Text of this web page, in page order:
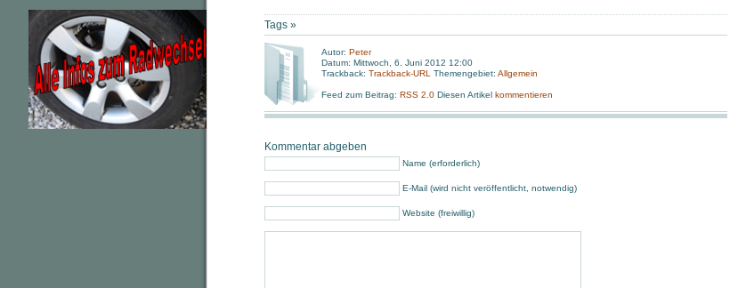
Tags »
Autor: Peter
Datum: Mittwoch, 6. Juni 2012 12:00
Trackback: Trackback-URL Themengebiet: Allgemein
Feed zum Beitrag: RSS 2.0 Diesen Artikel kommentieren
Kommentar abgeben
Name (erforderlich)
E-Mail (wird nicht veröffentlicht, notwendig)
Website (freiwillig)